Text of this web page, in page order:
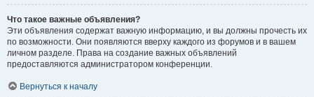
Что такое важные объявления?
Эти объявления содержат важную информацию, и вы должны прочесть их
по возможности. Они появляются вверху каждого из форумов и в вашем
личном разделе. Права на создание важных объявлений
предоставляются администратором конференции.
Вернуться к началу